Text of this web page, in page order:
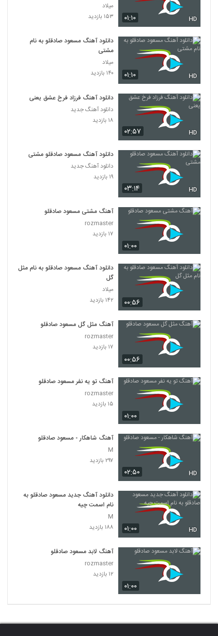
۰۱:۱۰ HD
میلاد
۱۵۳ بازدید
۰۱:۱۰ HD
دانلود آهنگ مسعود صادقلو به نام
مشتی
میلاد
۱۴۰ بازدید
۰۲:۵۷ HD
دانلود آهنگ فرزاد فرخ عشق یعنی
دانلود آهنگ جدید
۱۸ بازدید
۰۳:۱۴ HD
دانلود آهنگ مسعود صادقلو مشتی
دانلود آهنگ جدید
۱۹ بازدید
۰۱:۰۰
آهنگ مشتی مسعود صادقلو
rozmaster
۱۷ بازدید
۰۰:۵۶
دانلود آهنگ مسعود صادقلو به نام مثل
گل
میلاد
۱۴۲ بازدید
۰۰:۵۶
آهنگ مثل گل مسعود صادقلو
rozmaster
۱۷ بازدید
۰۱:۰۰
آهنگ تو یه نفر مسعود صادقلو
rozmaster
۱۵ بازدید
۰۲:۵۰ HD
آهنگ شاهکار - مسعود صادقلو
M
۲۹۷ بازدید
۰۱:۰۰ HD
دانلود آهنگ جدید مسعود صادقلو به
نام اسمت چیه
M
۱۸۸ بازدید
۰۱:۰۰
آهنگ لابد مسعود صادقلو
rozmaster
۱۲ بازدید